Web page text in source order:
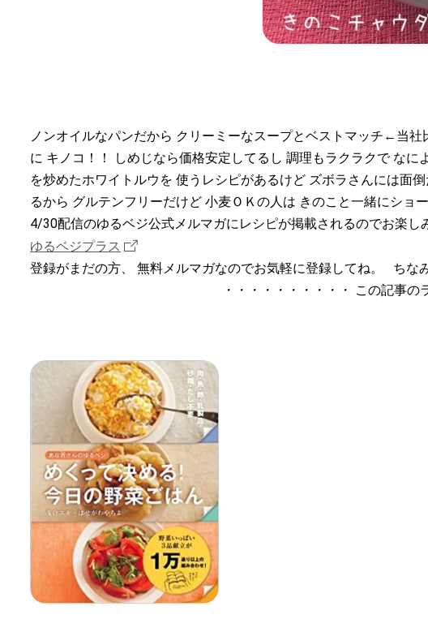
ノンオイルなパンだから クリーミーなスープとベストマッチ←当
に キノコ！！ しめじなら価格安定してるし 調理もラクラクで な
を炒めたホワイトルウを 使うレシピがあるけど ズボラさんには面
るから グルテンフリーだけど 小麦ＯＫの人は きのこと一緒にショ
4/30配信のゆるベジ公式メルマガにレシピが掲載されるのでお楽
ゆるベジプラス
登録がまだの方、 無料メルマガなのでお気軽に登録してね。 ちな
・・・・・・・・・・ この記事の